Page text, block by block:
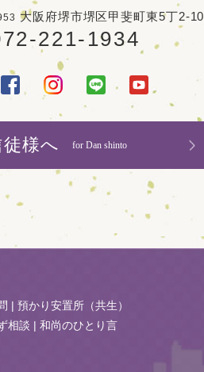
大阪府堺市堺区甲斐町東5丁2-10
221-1934
様へ for Dan shinto
| 預かり安置所（共生）
相談 | 和尚のひとり言